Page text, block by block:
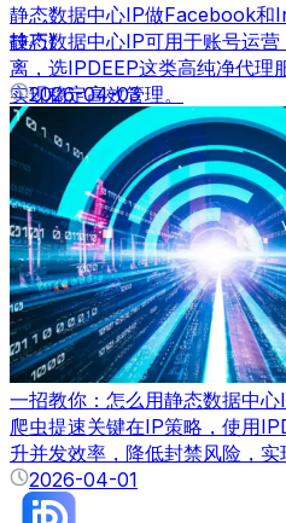
静态数据中心IP做Facebook和
技巧)
静态数据中心IP可用于账号运
离，选IPDEEP这类高纯净代理
实现稳定高效管理。
2026-04-03
一招教你：怎么用静态数据中
爬虫提速关键在IP策略，使用
升并发效率，降低封禁风险，实
2026-04-01